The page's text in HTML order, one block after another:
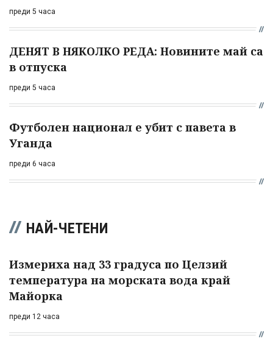
преди 5 часа
ДЕНЯТ В НЯКОЛКО РЕДА: Новините май са
в отпуска
преди 5 часа
Футболен национал е убит с павета в
Уганда
преди 6 часа
НАЙ-ЧЕТЕНИ
Измериха над 33 градуса по Целзий
температура на морската вода край
Майорка
преди 12 часа